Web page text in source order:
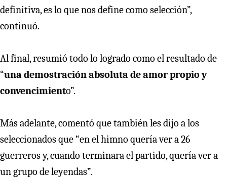
definitiva, es lo que nos define como selección”,
continuó.
Al final, resumió todo lo logrado como el resultado de
“una demostración absoluta de amor propio y
convencimiento”.
Más adelante, comentó que también les dijo a los
seleccionados que “en el himno quería ver a 26
guerreros y, cuando terminara el partido, quería ver a
un grupo de leyendas”.